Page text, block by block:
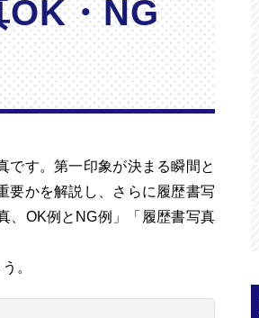
OK・NG
です。第一印象が決まる瞬間と
要かを解説し、さらに履歴書写
、OK例とNG例」「履歴書写真
。